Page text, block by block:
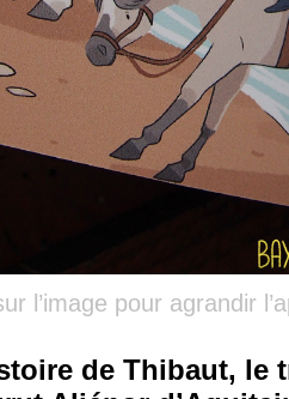
l’image pour agrandir
de Thibaut, le